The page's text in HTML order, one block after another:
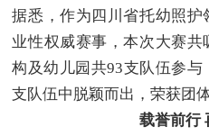
据悉，作为四川省托幼照
业性权威赛事，本次大赛
构及幼儿园共93支队伍参
支队伍中脱颖而出，荣获团
载誉前行